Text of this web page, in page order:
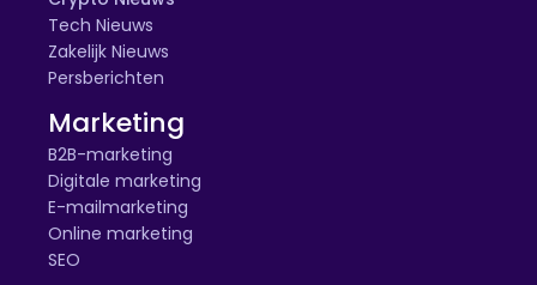
Tech Nieuws
Zakelijk Nieuws
Persberichten
Marketing
B2B-marketing
Digitale marketing
E-mailmarketing
Online marketing
SEO